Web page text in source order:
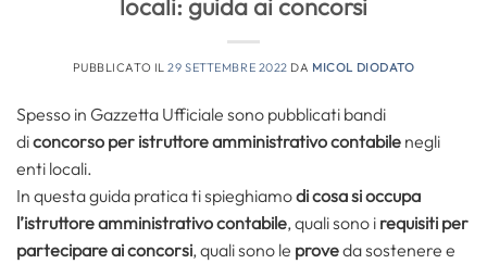
locali: guida ai concorsi
PUBBLICATO IL29 SETTEMBRE 2022 DA MICOL DIODATO
Spesso in Gazzetta Ufficiale sono pubblicati bandi
diconcorso per istruttore amministrativo contabile negli
enti locali.
In questa guida pratica ti spieghiamodi cosa si occupa
l’istruttore amministrativo contabile, quali sono i requisiti per
partecipare ai concorsi, quali sono le proveda sostenere e